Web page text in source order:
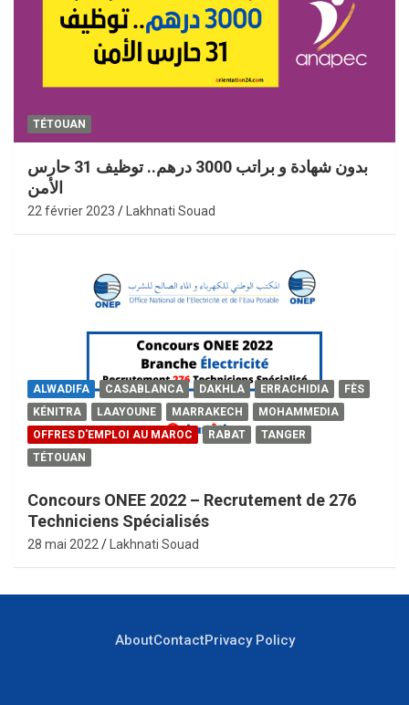
TÉTOUAN
بدون شهادة و براتب 3000 درهم.. توظيف 31 حارس
الأمن
22 février 2023 Lakhnati Souad
ALWADIFA CASABLANCA DAKHLA ERRACHIDIA
FÈS
KÉNITRA
LAAYOUNE MARRAKECH
MOHAMMEDIA
OFFRES D'EMPLOI AU MAROC
RABAT
TANGER
TÉTOUAN
Concours ONEE 2022 – Recrutement de 276
Techniciens Spécialisés
28 mai 2022 Lakhnati Souad
AboutContactPrivacy Policy